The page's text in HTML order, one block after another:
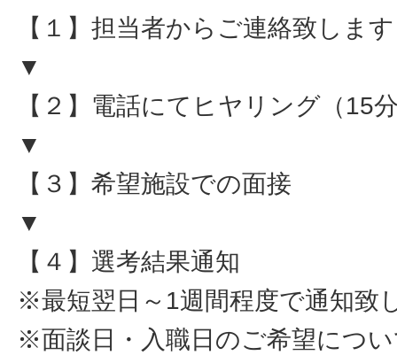
【１】担当者からご連絡致します
▼
【２】電話にてヒヤリング（15
▼
【３】希望施設での面接
▼
【４】選考結果通知
※最短翌日～1週間程度で通知致
※面談日・入職日のご希望につ